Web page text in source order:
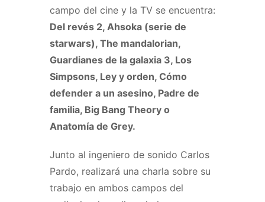
campo del cine y la TV se encuentra:
Del revés 2, Ahsoka (serie de
starwars), The mandalorian,
Guardianes de la galaxia 3, Los
Simpsons, Ley y orden, Cómo
defender a un asesino, Padre de
familia, Big Bang Theory o
Anatomía de Grey.
Junto al ingeniero de sonido Carlos
Pardo, realizará una charla sobre su
trabajo en ambos campos del